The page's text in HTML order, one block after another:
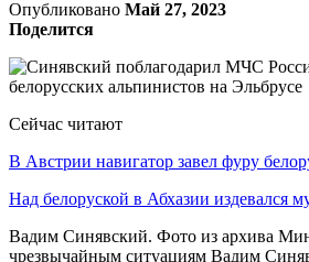
Опубликовано Май 27, 2023
Поделится
Сейчас читают
В Австрии навигатор завел фуру
Над белоруской в Абхазии издевался
Вадим Синявский. Фото из архива
чрезвычайным ситуациям Вадим